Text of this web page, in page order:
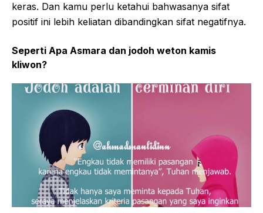
keras. Dan kamu perlu ketahui bahwasanya sifat
positif ini lebih keliatan dibandingkan sifat negatifnya.
Seperti Apa Asmara dan jodoh weton kamis
kliwon?